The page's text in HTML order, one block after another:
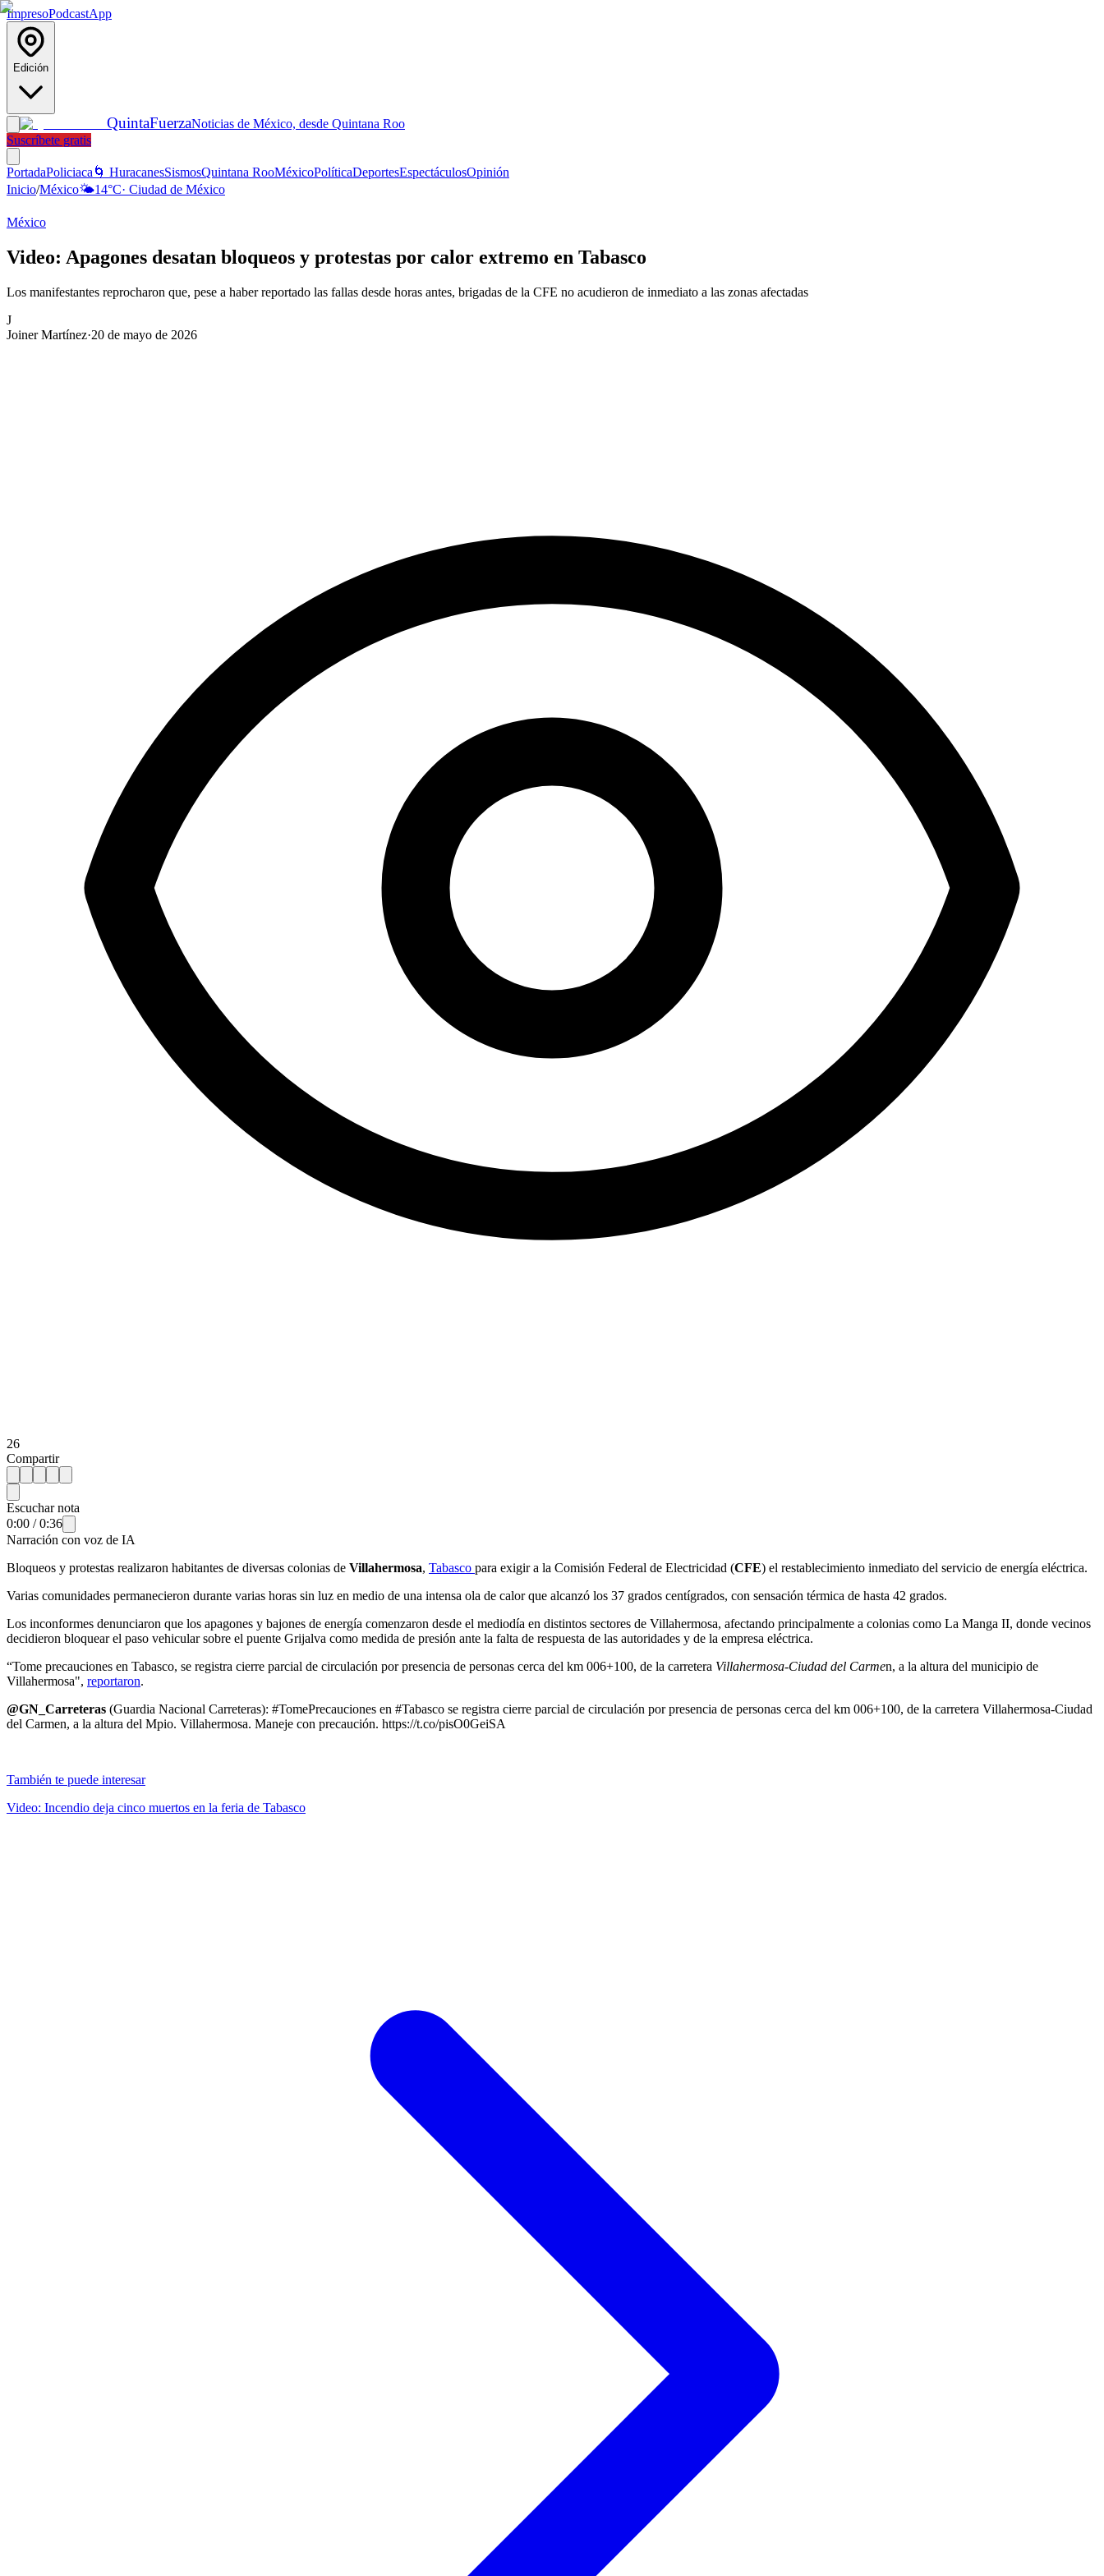
ImpresoPodcastApp
Edición
QuintaFuerzaNoticias de México, desde Quintana Roo
Suscríbete gratis
PortadaPoliciaca 🌀 HuracanesSismosQuintana RooMéxicoPolíticaDeportesEspectáculosOpinión
Inicio/México🌤️14°C· Ciudad de México
México
Video: Apagones desatan bloqueos y protestas por calor extremo en Tabasco
Los manifestantes reprocharon que, pese a haber reportado las fallas desde horas antes, brigadas de la CFE no acudieron de inmediato a las zonas afectadas
J
Joiner Martínez·20 de mayo de 2026
26
Compartir
Escuchar nota
0:00 /0:36
Narración con voz de IA
Bloqueos y protestas realizaron habitantes de diversas colonias de Villahermosa, Tabasco para exigir a la Comisión Federal de Electricidad (CFE) el restablecimiento inmediato del servicio de energía eléctrica.
Varias comunidades permanecieron durante varias horas sin luz en medio de una intensa ola de calor que alcanzó los 37 grados centígrados, con sensación térmica de hasta 42 grados.
Los inconformes denunciaron que los apagones y bajones de energía comenzaron desde el mediodía en distintos sectores de Villahermosa, afectando principalmente a colonias como La Manga II, donde vecinos
decidieron bloquear el paso vehicular sobre el puente Grijalva como medida de presión ante la falta de respuesta de las autoridades y de la empresa eléctrica.
“Tome precauciones en Tabasco, se registra cierre parcial de circulación por presencia de personas cerca del km 006+100, de la carretera Villahermosa-Ciudad del Carmen, a la altura del municipio de
Villahermosa", reportaron.
@GN_Carreteras (Guardia Nacional Carreteras): #TomePrecauciones en #Tabasco se registra cierre parcial de circulación por presencia de personas cerca del km 006+100, de la carretera Villahermosa-Ciudad
del Carmen, a la altura del Mpio. Villahermosa. Maneje con precaución. https://t.co/pisO0GeiSA
También te puede interesar
Video: Incendio deja cinco muertos en la feria de Tabasco